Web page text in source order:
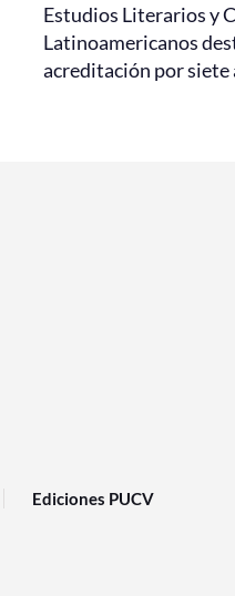
Estudios Literarios y
Latinoamericanos
acreditación por siete
Ediciones PUCV